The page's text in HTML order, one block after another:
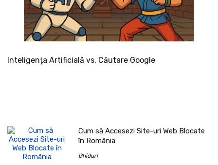
Inteligența Artificială vs. Căutare Google
Cum să Accesezi Site-uri Web Blocate
în România
Ghiduri